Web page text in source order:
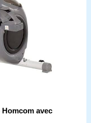
Homcom avec